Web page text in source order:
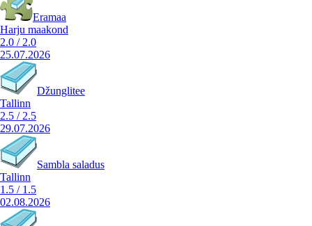
Eramaa
Harju maakond
2.0 / 2.0
25.07.2026
Džunglitee
Tallinn
2.5 / 2.5
29.07.2026
Sambla saladus
Tallinn
1.5 / 1.5
02.08.2026